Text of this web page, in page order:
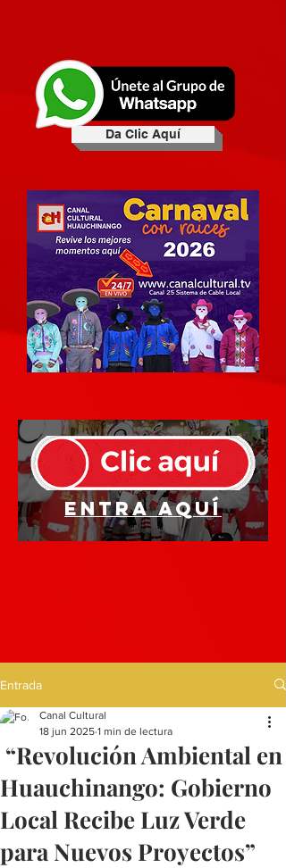
Da Clic Aquí
Entra aquí
Entrada
“Revolución Ambiental en
Huauchinango: Gobierno
Local Recibe Luz Verde
para Nuevos Proyectos”
Canal Cultural
18 jun 2025 1 min de lectura